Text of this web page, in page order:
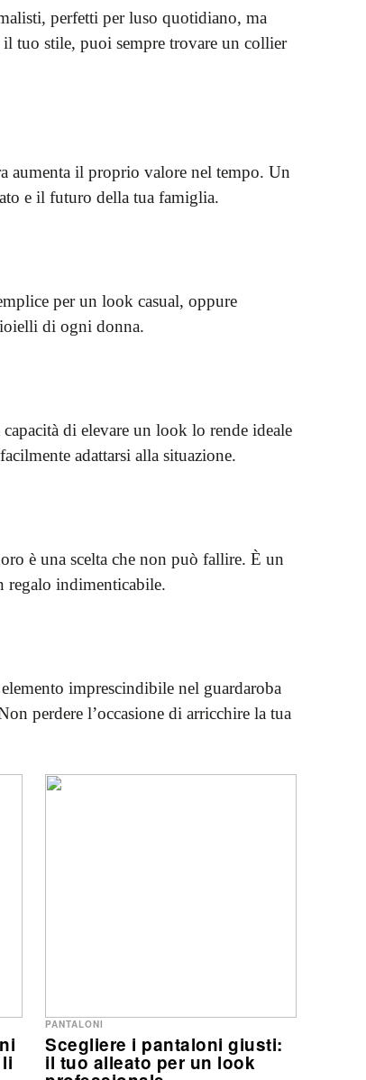
perfetti per luso quotidiano, ma
tuo stile, puoi sempre trovare un collier
aumenta il proprio valore nel tempo. Un
e il futuro della tua famiglia.
per un look casual, oppure
di ogni donna.
di elevare un look lo rende ideale
adattarsi alla situazione.
è una scelta che non può fallire. È un
regalo indimenticabile.
imprescindibile nel guardaroba
perdere l’occasione di arricchire la tua
Scegliere i pantaloni giusti:
il tuo alleato per un look
PANTALONI